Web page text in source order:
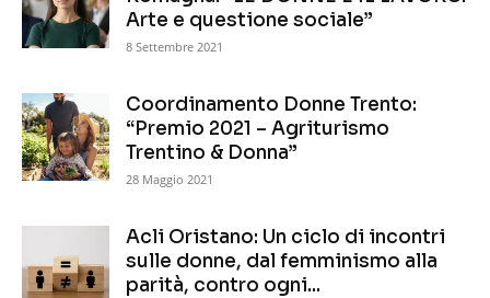
Arte e questione sociale”
8 Settembre 2021
Coordinamento Donne Trento:
“Premio 2021 – Agriturismo
Trentino & Donna”
28 Maggio 2021
Acli Oristano: Un ciclo di incontri
sulle donne, dal femminismo alla
parità, contro ogni...